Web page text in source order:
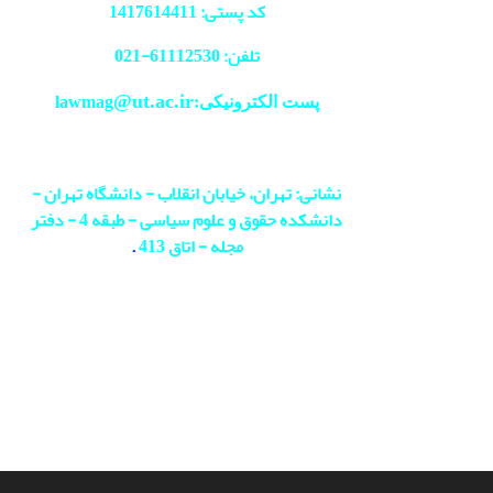
کد پستی: 1417614411
تلفن: 61112530-
021
پست الکترونیکی:lawmag@ut.ac.ir
نشانی: تهران، خیابان انقلاب - دانشگاه تهران -
دانشکده حقوق و علوم سیاسی - طبقه 4 - دفتر
مجله - اتاق 413
.